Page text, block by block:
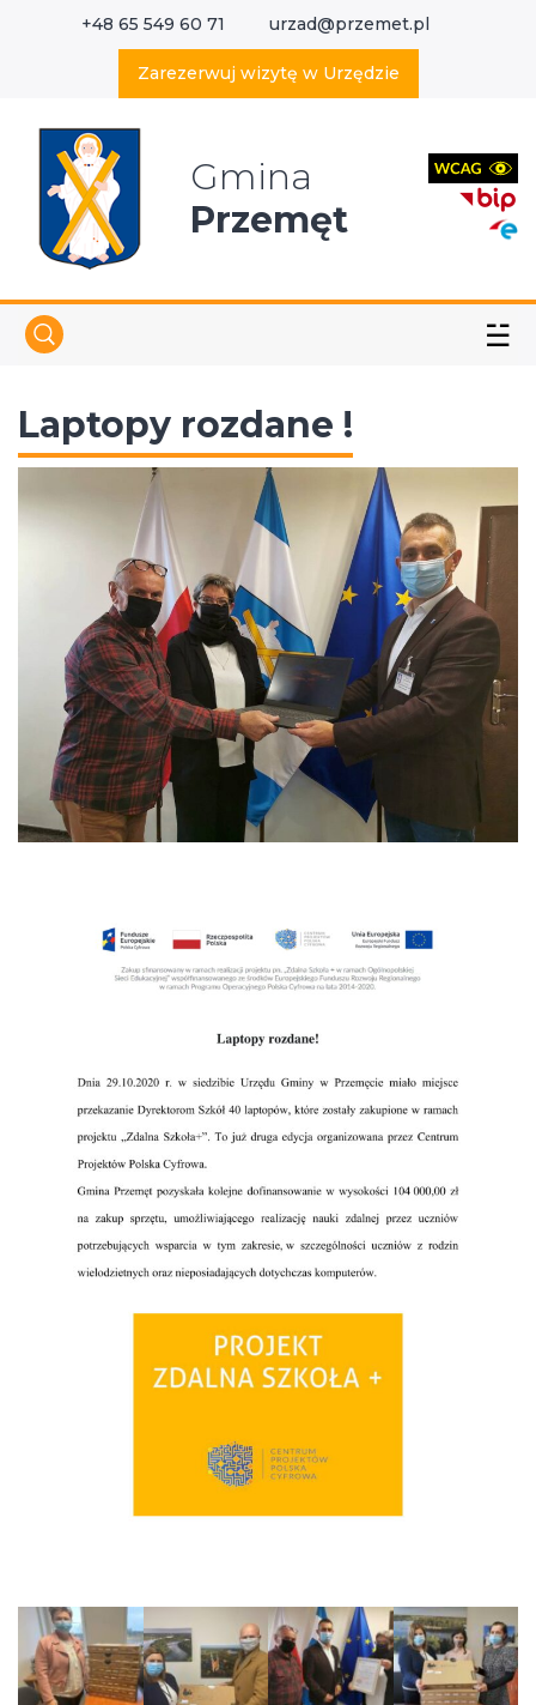
+48 65 549 60 71 urzad@przemet.pl
Zarezerwuj wizytę w Urzędzie
Gmina
Przemęt
☱
Laptopy rozdane !
Wyszukaj w serwisie